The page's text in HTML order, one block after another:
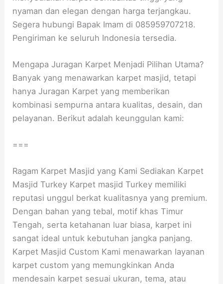
nyaman dan elegan dengan harga terjangkau.
Segera hubungi Bapak Imam di 085959707218.
Pengiriman ke seluruh Indonesia tersedia.
Mengapa Juragan Karpet Menjadi Pilihan Utama?
Banyak yang menawarkan karpet masjid, tetapi
hanya Juragan Karpet yang memberikan
kombinasi sempurna antara kualitas, desain, dan
pelayanan. Berikut adalah keunggulan kami:
===
Ragam Karpet Masjid yang Kami Sediakan Karpet
Masjid Turkey Karpet masjid Turkey memiliki
reputasi unggul berkat kualitasnya yang premium.
Dengan bahan yang tebal, motif khas Timur
Tengah, serta ketahanan luar biasa, karpet ini
sangat ideal untuk kebutuhan jangka panjang.
Karpet Masjid Custom Kami menawarkan layanan
karpet custom yang memungkinkan Anda
mendesain karpet sesuai ukuran, tema, atau